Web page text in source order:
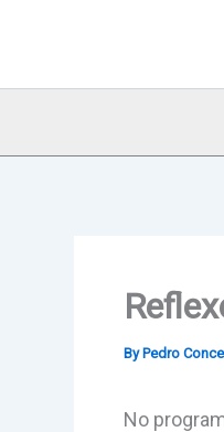
By Pedro
No